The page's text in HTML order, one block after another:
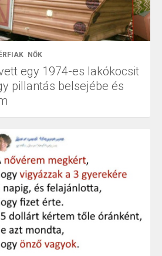
NŐK
egy 1974-es lakókocsit
pillantás belsejébe és